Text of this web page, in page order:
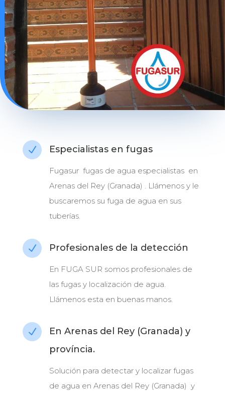
N Especialistas en fugas
Fugasur fugas de agua especialistas en
Arenas del Rey (Granada) . Llámenos y le
buscaremos su fuga de agua en sus
tuberías.
N Profesionales de la detección
En FUGA SUR somos profesionales de
las fugas y localización de agua.
Llámenos esta en buenas manos.
N
En Arenas del Rey (Granada) y
província.
Solución para detectar y localizar fugas
de agua en Arenas del Rey (Granada) y